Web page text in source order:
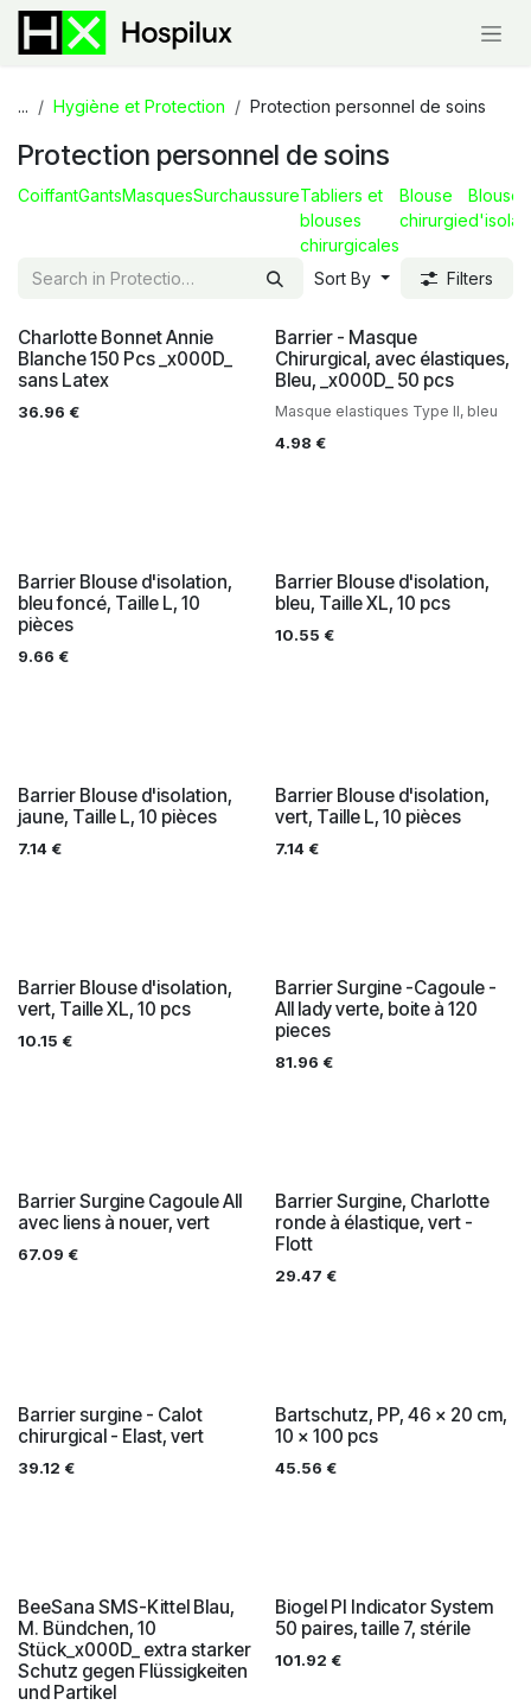
Skip to Content
... Hygiène et Protection Protection personnel de soins
Protection personnel de soins
CoiffantGantsMasquesSurchaussureTabliers et
blouses
chirurgicales
Blouse
chirurgie
Blouse
Sort By Filters
Charlotte Bonnet Annie
Blanche 150 Pcs _x000D_
sans Latex
36.96 €
Barrier - Masque
Chirurgical, avec élastiques,
Bleu, _x000D_ 50 pcs
Masque elastiques Type II, bleu
4.98 €
Barrier Blouse d'isolation,
bleu foncé, Taille L, 10
pièces
9.66 €
Barrier Blouse d'isolation,
bleu, Taille XL, 10 pcs
10.55 €
Barrier Blouse d'isolation,
jaune, Taille L, 10 pièces
7.14 €
Barrier Blouse d'isolation,
vert, Taille L, 10 pièces
7.14€
Barrier Blouse d'isolation,
vert, Taille XL, 10 pcs
10.15 €
Barrier Surgine -Cagoule -
All lady verte, boite à 120
pieces
81.96 €
Barrier Surgine Cagoule All
avec liens à nouer, vert
67.09 €
Barrier Surgine, Charlotte
ronde à élastique, vert -
Flott
29.47 €
Barrier surgine - Calot
chirurgical - Elast, vert
39.12 €
Bartschutz, PP, 46 x 20 cm,
10 x 100 pcs
45.56 €
BeeSana SMS-Kittel Blau,
M. Bündchen, 10
Stück_x000D_ extra starker
Schutz gegen Flüssigkeiten
und Partikel
Biogel PI Indicator System
50 paires, taille 7, stérile
101.92 €